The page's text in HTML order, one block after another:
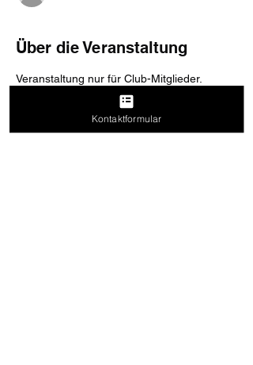
Über die Veranstaltung
Veranstaltung nur für Club-Mitglieder.
Details kommen mit der Club-Post.
Kontaktformular